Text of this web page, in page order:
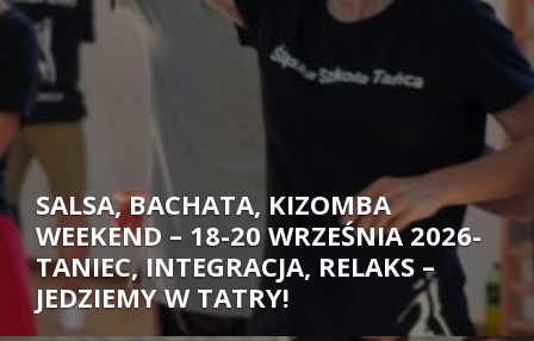
SALSA, BACHATA, KIZOMBA
WEEKEND – 18-20 WRZEŚNIA 2026-
TANIEC, INTEGRACJA, RELAKS –
JEDZIEMY W TATRY!